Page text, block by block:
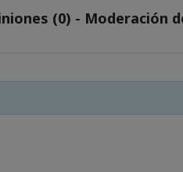
(0) - Moderación